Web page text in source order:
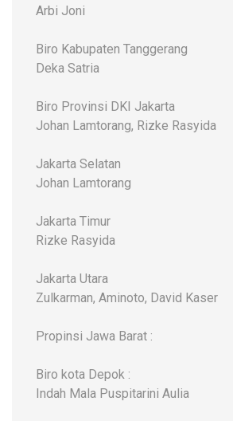
Arbi Joni
Biro Kabupaten Tanggerang
Deka Satria
Biro Provinsi DKI Jakarta
Johan Lamtorang, Rizke Rasyida
Jakarta Selatan
Johan Lamtorang
Jakarta Timur
Rizke Rasyida
Jakarta Utara
Zulkarman, Aminoto, David Kaser
Propinsi Jawa Barat :
Biro kota Depok :
Indah Mala Puspitarini Aulia